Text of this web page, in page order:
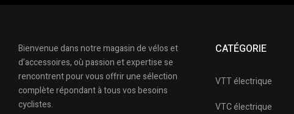
Bienvenue dans notre magasin de vélos et
d’accessoires, où passion et expertise se
rencontrent pour vous offrir une sélection
complète répondant à tous vos besoins
cyclistes.
CATÉGORIE
VTT électrique
VTC électrique